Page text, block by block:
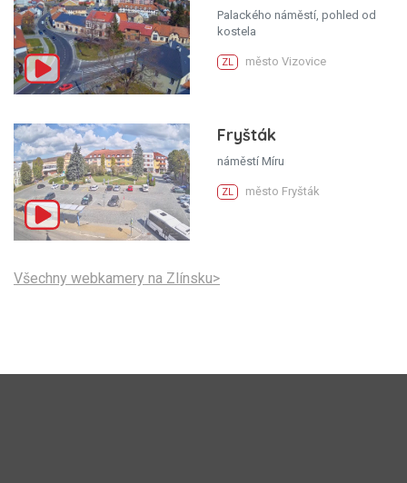
Palackého náměstí, pohled od
kostela
ZL město Vizovice
Fryšták
náměstí Míru
ZL město Fryšták
Všechny webkamery na Zlínsku>